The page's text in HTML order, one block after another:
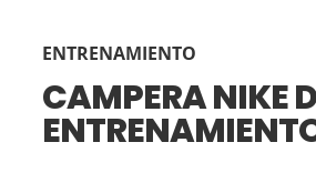
ENTRENAMIENTO
CAMPERA NIKE